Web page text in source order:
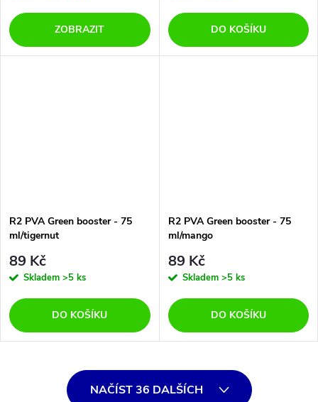
ZOBRAZIT DO KOŠÍKU
R2 PVA Green booster - 75
ml/tigernut
89 Kč
Skladem >5 ks
DO KOŠÍKU
R2 PVA Green booster - 75
ml/mango
89 Kč
Skladem >5 ks
DO KOŠÍKU
NAČÍST 36 DALŠÍCH